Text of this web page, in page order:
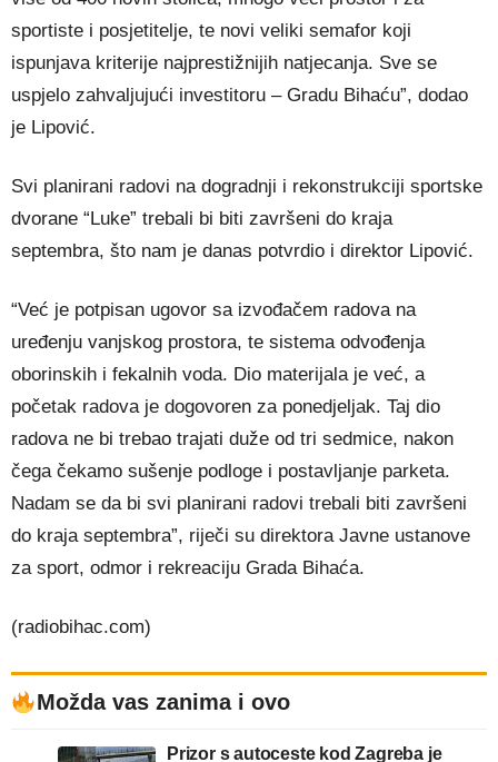
sportiste i posjetitelje, te novi veliki semafor koji
ispunjava kriterije najprestižnijih natjecanja. Sve se
uspjelo zahvaljujući investitoru – Gradu Bihaću”, dodao
je Lipović.
Svi planirani radovi na dogradnji i rekonstrukciji sportske
dvorane “Luke” trebali bi biti završeni do kraja
septembra, što nam je danas potvrdio i direktor Lipović.
“Već je potpisan ugovor sa izvođačem radova na
uređenju vanjskog prostora, te sistema odvođenja
oborinskih i fekalnih voda. Dio materijala je već, a
početak radova je dogovoren za ponedjeljak. Taj dio
radova ne bi trebao trajati duže od tri sedmice, nakon
čega čekamo sušenje podloge i postavljanje parketa.
Nadam se da bi svi planirani radovi trebali biti završeni
do kraja septembra”, riječi su direktora Javne ustanove
za sport, odmor i rekreaciju Grada Bihaća.
(radiobihac.com)
Možda vas zanima i ovo
Prizor s autoceste kod Zagreba je